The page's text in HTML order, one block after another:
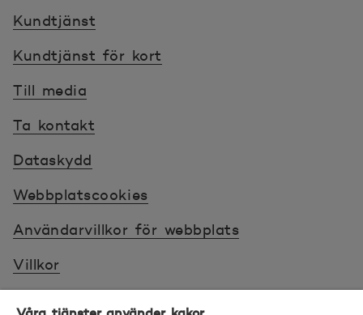
Kundtjänst
Kundtjänst för kort
Till media
Ta kontakt
Dataskydd
Webbplatscookies
Användarvillkor för webbplats
Villkor